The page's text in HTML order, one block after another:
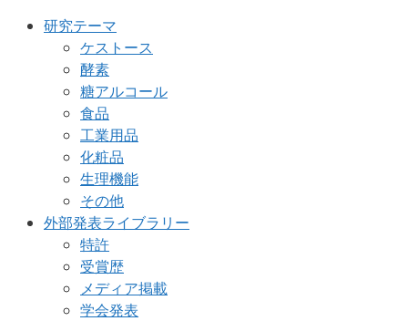
研究テーマ
ケストース
酵素
糖アルコール
食品
工業用品
化粧品
生理機能
その他
外部発表ライブラリー
特許
受賞歴
メディア掲載
学会発表